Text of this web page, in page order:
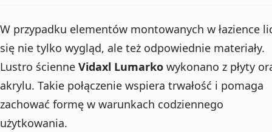
W przypadku elementów montowanych w łazience
się nie tylko wygląd, ale też odpowiednie materiały.
Lustro ścienne Vidaxl Lumarko wykonano z płyty
akrylu. Takie połączenie wspiera trwałość i pomaga
zachować formę w warunkach codziennego
użytkowania.